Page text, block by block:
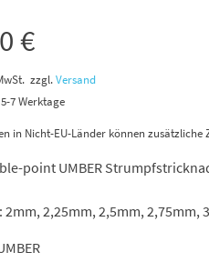
€
zzgl.Versand
7 Werktage
in Nicht-EU-Länder können
point UMBER
2mm, 2,25mm, 2,5mm, 2,75mm,